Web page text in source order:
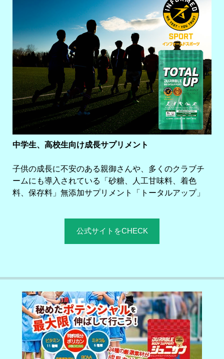
中学生、高校生向け成長サプリメント
子供の成長に不安のある親御さんや、多くのクラブチ
ームにも導入されている「砂糖、人工甘味料、着色
料、保存料」無添加サプリメント「トータルアップ」
公式サイトをCHECK